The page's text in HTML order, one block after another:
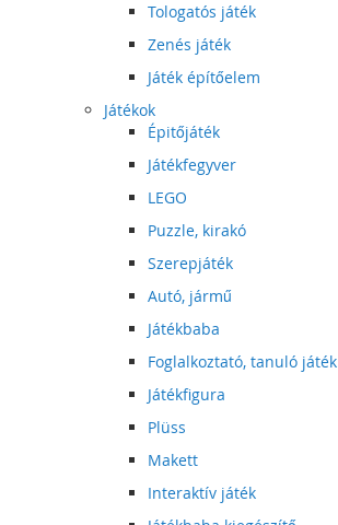
Tologatós játék
Zenés játék
Játék építőelem
Játékok
Épitőjáték
Játékfegyver
LEGO
Puzzle, kirakó
Szerepjáték
Autó, jármű
Játékbaba
Foglalkoztató, tanuló játék
Játékfigura
Plüss
Makett
Interaktív játék